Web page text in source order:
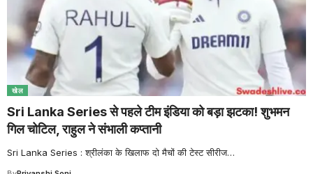
खेल
Sri Lanka Series से पहले टीम इंडिया को बड़ा झटका! शुभमन
गिल चोटिल, राहुल ने संभाली कप्तानी
Sri Lanka Series : श्रीलंका के खिलाफ दो मैचों की टेस्ट सीरीज…